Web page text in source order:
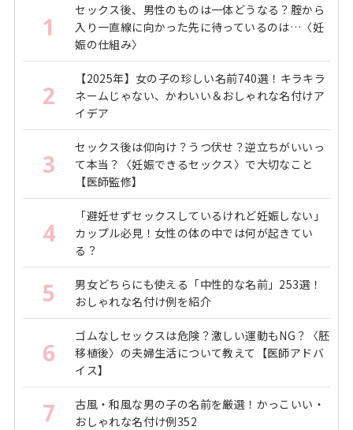
1
セックス後、男性のものは一体どうなる？腟から
入り一直線に向かった先に待っているのは…〈妊
娠の仕組み〉
2
【2025年】女の子の珍しい名前740選！キラキラ
ネームじゃない、かわいい＆おしゃれな名付けア
イデア
3
セックス後は仰向け？うつ伏せ？逆立ちがいいっ
て本当？〈妊娠できるセックス〉で大切なこと
【医師監修】
4
「避妊せずセックスしているけれど妊娠しない」
カップル必見！女性の体の中では何が起きてい
る？
5
男女どちらにも使える「中性的な名前」253選！
おしゃれな名付け例を紹介
6
ゴムなしセックスは危険？激しい運動もNG？〈胚
移植後〉の夫婦生活について教えて【医師アドバ
イス】
7
古風・和風な男の子の名前を厳選！かっこいい・
おしゃれな名付け例352